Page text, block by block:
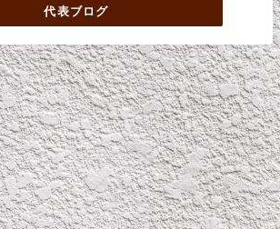
代表ブログ